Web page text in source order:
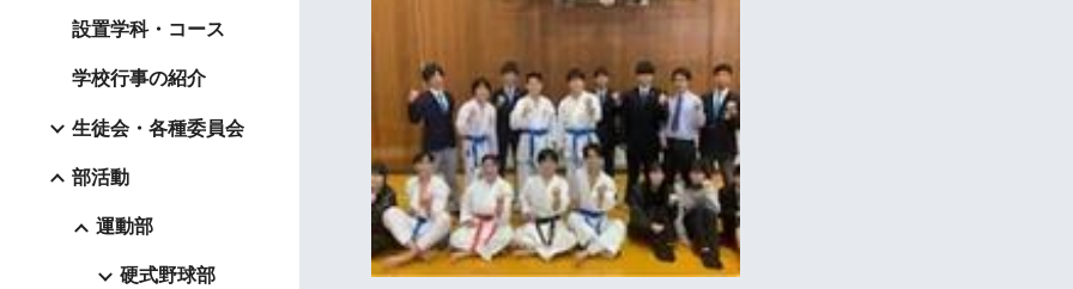
設置学科・コース
学校行事の紹介
生徒会・各種委員会
部活動
運動部
硬式野球部